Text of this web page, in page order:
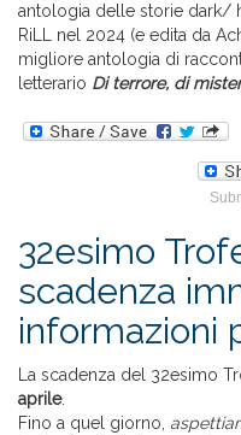
antologia delle storie dark/
RiLL nel 2024 (e edita da
migliore antologia di
letterario Di terrore, di
32esimo
scadenza
informazioni
La scadenza del 32esimo
aprile.
Fino a quel giorno,